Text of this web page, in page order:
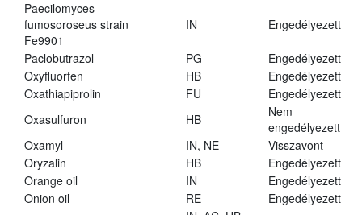
Paecilomyces
fumosoroseus strain
Fe9901
IN Engedélyezett
Paclobutrazol PG
Engedélyezett
Oxyfluorfen
HB
Engedélyezett
Oxathiapiprolin
FU
Engedélyezett
Oxasulfuron
HB
Nem
engedélyezett
Oxamyl
IN, NE
Visszavont
Oryzalin
HB
Engedélyezett
Orange oil
IN
Engedélyezett
Onion oil
RE
Engedélyezett